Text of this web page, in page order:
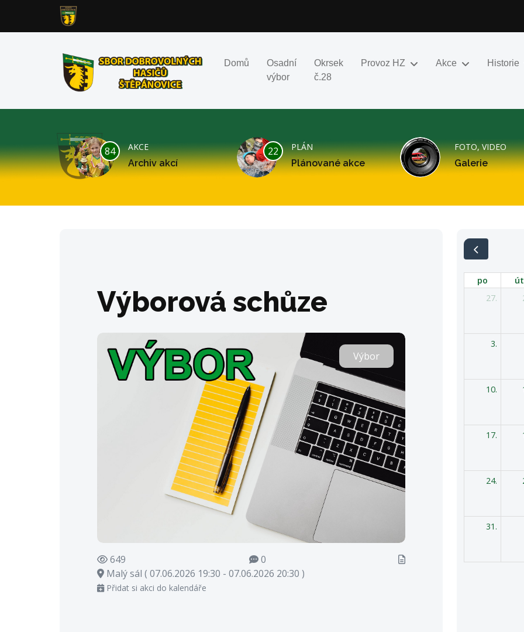
Domů
Osadní
výbor
Okrsek
č.28
Provoz HZ Akce Historie
84
AKCE
Archiv akcí
22
PLÁN
Plánované akce
FOTO, VIDEO
Galerie
Výborová schůze
Výbor
649
0
Malý sál ( 07.06.2026 19:30 - 07.06.2026 20:30 )
Přidat si akci do kalendáře
po út
27.
3.
10.
17.
24.
31.